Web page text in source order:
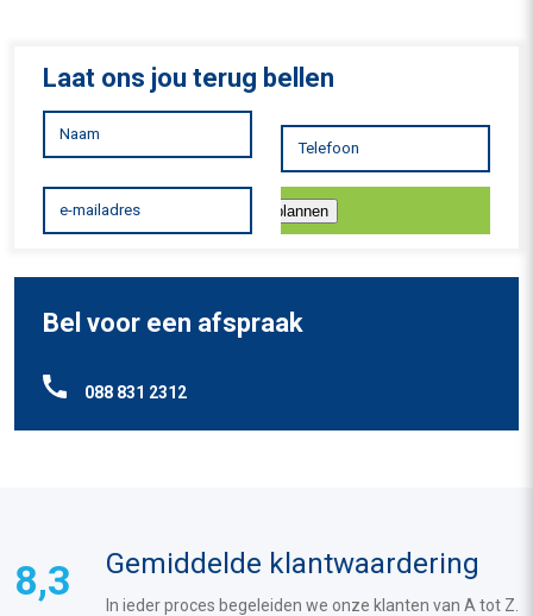
Laat ons jou terug bellen
Inplannen
Bel voor een afspraak
088 831 2312
8,3 Gemiddelde klantwaardering
In ieder proces begeleiden we onze klanten van A tot Z.